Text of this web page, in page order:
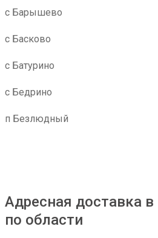
с Барышево
с Басково
с Батурино
с Бедрино
п Безлюдный
Адресная доставка
по области